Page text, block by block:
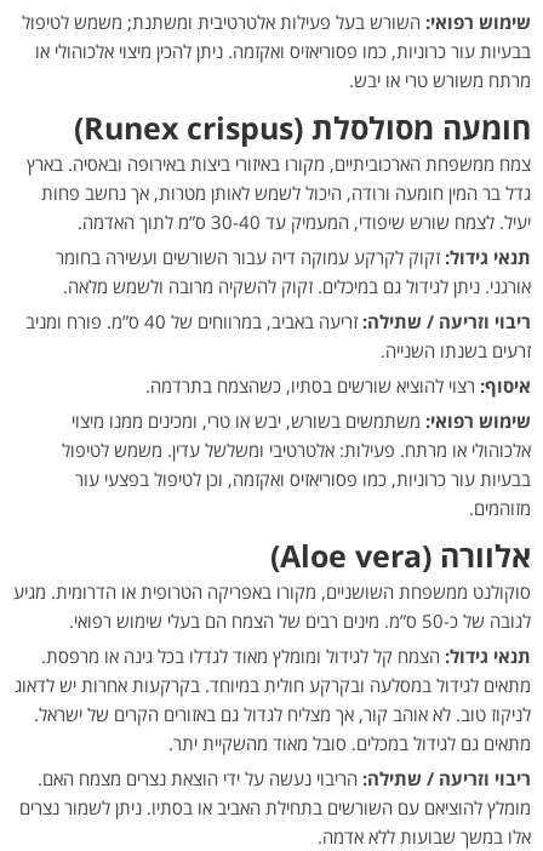
שימוש רפואי: השורש בעל פעילות אלטרטיבית ומשתנת; משמש לטיפול
בבעיות עור כרוניות, כמו פסוריאזיס ואקזמה. ניתן להכין מיצוי אלכוהולי או
מרתח משורש טרי או יבש.
חומעה מסולסלת (Runex crispus)
צמח ממשפחת הארכוביתיים, מקורו באיזורי ביצות באירופה ובאסיה. בארץ
גדל בר המין חומעה ורודה, היכול לשמש לאותן מטרות, אך נחשב פחות
יעיל. לצמח שורש שיפודי, המעמיק עד 30-40 ס”מ לתוך האדמה.
תנאי גידול: זקוק לקרקע עמוקה דיה עבור השורשים ועשירה בחומר
אורגני. ניתן לגידול גם במיכלים. זקוק להשקיה מרובה ולשמש מלאה.
ריבוי וזריעה / שתילה:
זריעה באביב, במרווחים של 40 ס”מ. פורח ומניב
זרעים בשנתו השנייה.
איסוף: רצוי להוציא שורשים בסתיו, כשהצמח בתרדמה.
שימוש רפואי: משתמשים בשורש, יבש או טרי, ומכינים ממנו מיצוי
אלכוהולי או מרתח. פעילות: אלטרטיבי ומשלשל עדין. משמש לטיפול
בבעיות עור כרוניות, כמו פסוריאזיס ואקזמה, וכן לטיפול בפצעי עור
מזוהמים.
אלוורה (Aloe vera)
סוקולנט ממשפחת השושניים, מקורו באפריקה הטרופית או הדרומית. מגיע
לגובה של כ-50 ס”מ. מינים רבים של הצמח הם בעלי שימוש רפואי.
תנאי גידול: הצמח קל לגידול ומומלץ מאוד לגדלו בכל גינה או מרפסת.
מתאים לגידול במסלעה ובקרקע חולית במיוחד. בקרקעות אחרות יש לדאוג
לניקוז טוב. לא אוהב קור, אך מצליח לגדול גם באזורים הקרים של ישראל.
מתאים גם לגידול במכלים. סובל מאוד מהשקיית יתר.
ריבוי וזריעה / שתילה: הריבוי נעשה על ידי הוצאת נצרים מצמח האם.
מומלץ להוציאם עם השורשים בתחילת האביב או בסתיו. ניתן לשמור נצרים
אלו במשך שבועות ללא אדמה.